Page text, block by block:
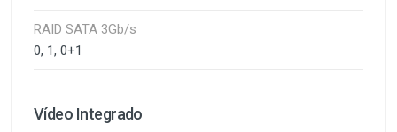
RAID SATA 3Gb/s
0, 1, 0+1
Vídeo Integrado